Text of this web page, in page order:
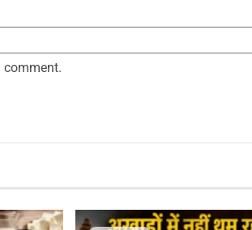
comment.